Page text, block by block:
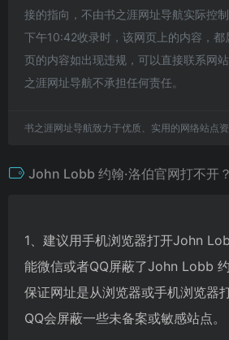
接的指向，不由书之涯网址导航实际控
下午10:42收录时，该网页上的内容，都
页的内容如出现违规，可以直接联系网
之涯网址导航不承担任何责任。
书之涯网址导航致力于优质、实用的网络站点
John Lobb 约翰·洛伯官网打不开？
1、建议用手机浏览器打开John
能微信或者QQ屏蔽了John Lobb
保证网址是从浏览器或手机浏览器
QQ会屏蔽一些未备案或敏感站点。